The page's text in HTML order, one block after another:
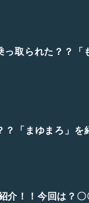
取られた？？「
「まゆまろ」を
介！！今回は？〇